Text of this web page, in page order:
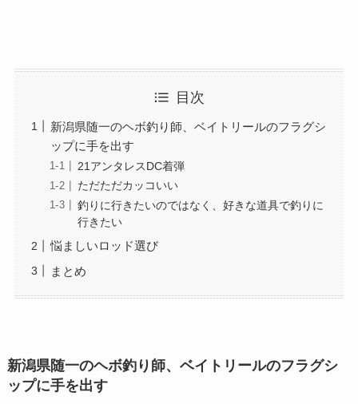
目次
新潟県随一のヘボ釣り師、ベイトリールのフラグシ
ップに手を出す
21アンタレスDC着弾
ただただカッコいい
釣りに行きたいのではなく、好きな道具で釣りに
行きたい
悩ましいロッド選び
まとめ
新潟県随一のヘボ釣り師、ベイトリールのフラグシ
ップに手を出す